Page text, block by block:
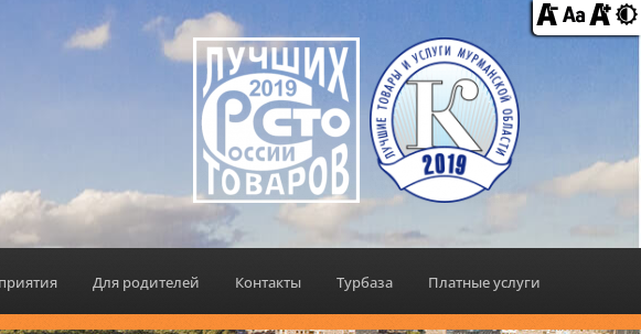
Для родителей Контакты Турбаза Платные услуги